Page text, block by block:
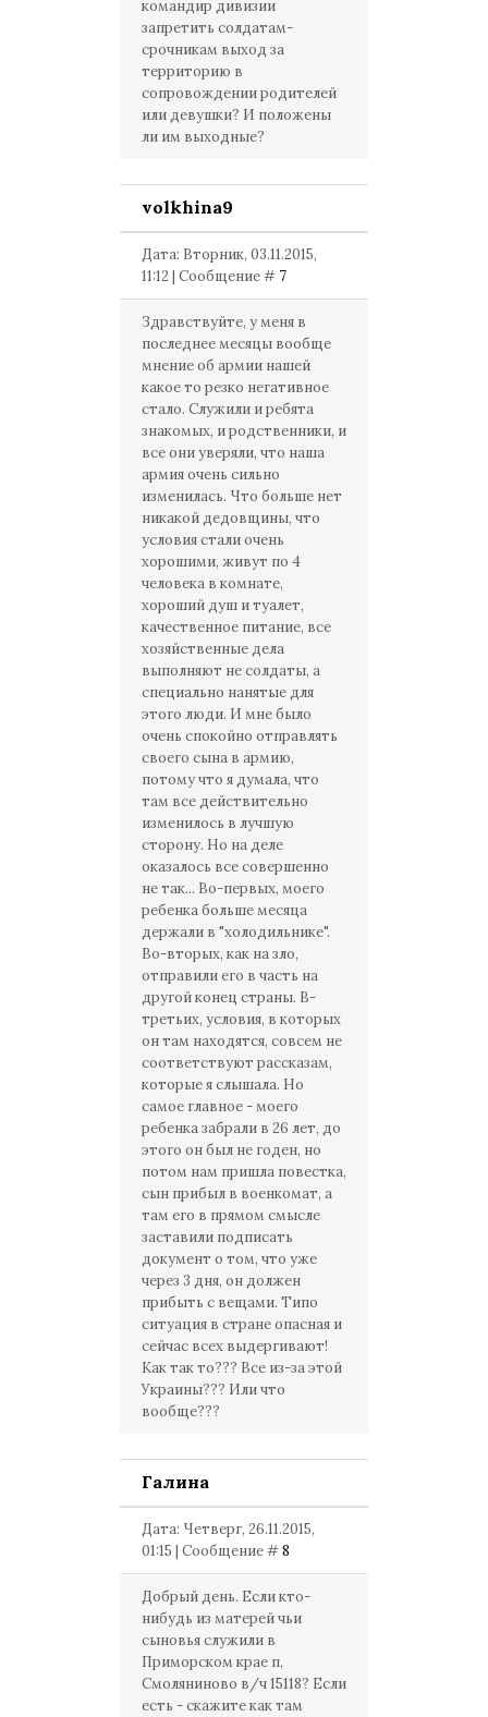
командир дивизии
запретить солдатам-
срочникам выход за
территорию в
сопровождении родителей
или девушки? И положены
ли им выходные?
volkhina9
Дата: Вторник, 03.11.2015,
11:12 | Сообщение # 7
Здравствуйте, у меня в
последнее месяцы вообще
мнение об армии нашей
какое то резко негативное
стало. Служили и ребята
знакомых, и родственники, и
все они уверяли, что наша
армия очень сильно
изменилась. Что больше нет
никакой дедовщины, что
условия стали очень
хорошими, живут по 4
человека в комнате,
хороший душ и туалет,
качественное питание, все
хозяйственные дела
выполняют не солдаты, а
специально нанятые для
этого люди. И мне было
очень спокойно отправлять
своего сына в армию,
потому что я думала, что
там все действительно
изменилось в лучшую
сторону. Но на деле
оказалось все совершенно
не так... Во-первых, моего
ребенка больше месяца
держали в "холодильнике".
Во-вторых, как на зло,
отправили его в часть на
другой конец страны. В-
третьих, условия, в которых
он там находятся, совсем не
соответствуют рассказам,
которые я слышала. Но
самое главное - моего
ребенка забрали в 26 лет, до
этого он был не годен, но
потом нам пришла повестка,
сын прибыл в военкомат, а
там его в прямом смысле
заставили подписать
документ о том, что уже
через 3 дня, он должен
прибыть с вещами. Типо
ситуация в стране опасная и
сейчас всех выдергивают!
Как так то??? Все из-за этой
Украины??? Или что
вообще???
Галина
Дата: Четверг, 26.11.2015,
01:15 | Сообщение #8
Добрый день. Если кто-
нибудь из матерей чьи
сыновья служили в
Приморском крае п,
Смоляниново в/ч 15118? Если
есть - скажите как там